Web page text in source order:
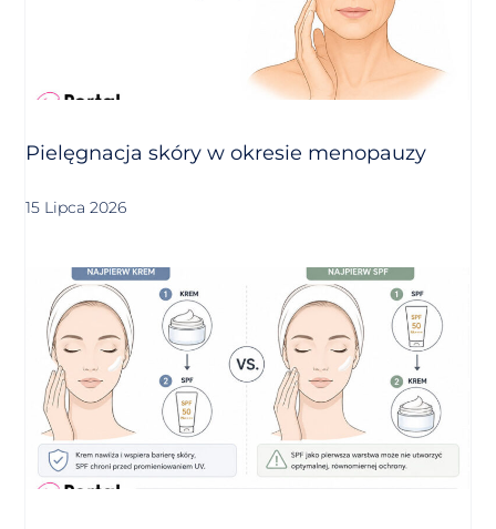
Pielęgnacja skóry w okresie menopauzy
15 Lipca 2026